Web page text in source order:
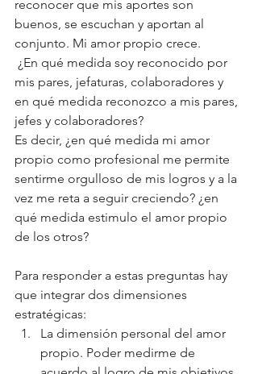
reconocer que mis aportes son
buenos, se escuchan y aportan al
conjunto. Mi amor propio crece.
mis pares, jefaturas, colaboradores y
en qué medida reconozco a mis pares,
jefes y colaboradores?
Es decir, ¿en qué medida mi amor
propio como profesional me permite
sentirme orgulloso de mis logros y a la
vez me reta a seguir creciendo? ¿en
qué medida estimulo el amor propio
de los otros?
Para responder a estas preguntas hay
que integrar dos dimensiones
estratégicas:
La dimensión personal del amor
propio. Poder medirme de